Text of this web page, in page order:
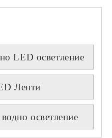
LED осветление
Ленти
осветление